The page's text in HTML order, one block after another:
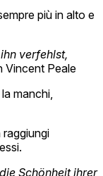
più in alto e
verfehlst,
Vincent Peale
manchi,
Schönheit ihrer